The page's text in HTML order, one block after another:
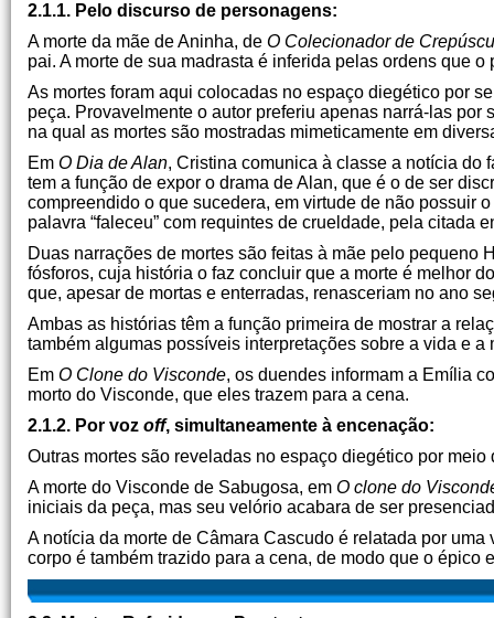
2.1.1. Pelo discurso de personagens:
A morte da mãe de Aninha, de O Colecionador de
pai. A morte de sua madrasta é inferida pelas ordens que
As mortes foram aqui colocadas no espaço diegético por
peça. Provavelmente o autor preferiu apenas narrá-las
na qual as mortes são mostradas mimeticamente em
Em O Dia de Alan, Cristina comunica à classe a notícia do
tem a função de expor o drama de Alan, que é o de ser
compreendido o que sucedera, em virtude de não possuir
palavra “faleceu” com requintes de crueldade, pela citada
Duas narrações de mortes são feitas à mãe pelo pequeno
fósforos, cuja história o faz concluir que a morte é melhor
que, apesar de mortas e enterradas, renasceriam no ano
Ambas as histórias têm a função primeira de mostrar a
também algumas possíveis interpretações sobre a vida e
Em O Clone do Visconde, os duendes informam a Emília
morto do Visconde, que eles trazem para a cena.
2.1.2. Por voz off, simultaneamente à encenação:
Outras mortes são reveladas no espaço diegético por meio
A morte do Visconde de Sabugosa, em O clone do
iniciais da peça, mas seu velório acabara de ser
A notícia da morte de Câmara Cascudo é relatada por uma
corpo é também trazido para a cena, de modo que o épico